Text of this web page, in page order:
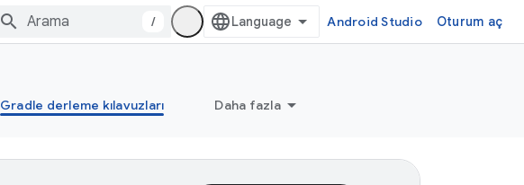
/ Android Studio Oturum aç
Gradle derleme kılavuzları Daha fazla